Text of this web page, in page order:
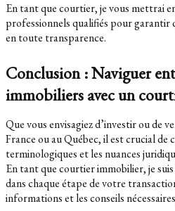
En tant que courtier, je vous mettrai
professionnels qualifiés pour garantir
en toute transparence.
Conclusion : Naviguer
immobiliers avec un
Que vous envisagiez d’investir ou de
France ou au Québec, il est crucial de
terminologiques et les nuances
En tant que courtier immobilier, je
dans chaque étape de votre
informations et les conseils